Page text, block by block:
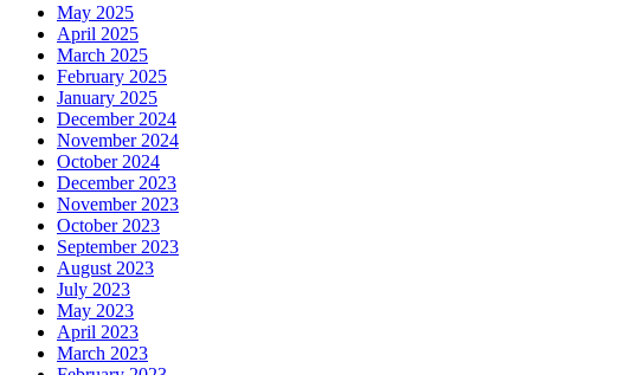
May 2025
April 2025
March 2025
February 2025
January 2025
December 2024
November 2024
October 2024
December 2023
November 2023
October 2023
September 2023
August 2023
July 2023
May 2023
April 2023
March 2023